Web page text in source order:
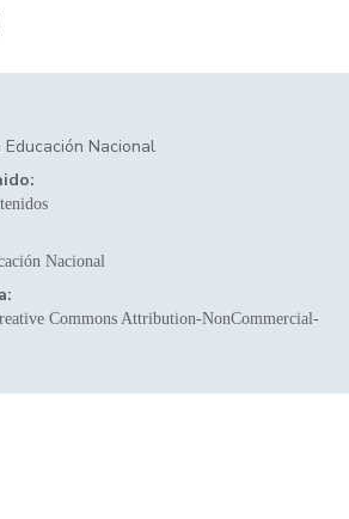
Educación Nacional
Nacional
Commons Attribution-NonCommercial-